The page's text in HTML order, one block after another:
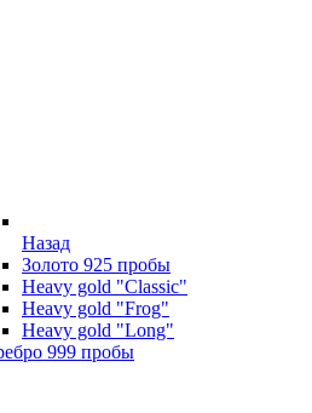
Назад
Золото 925 пробы
Heavy gold "Classic"
Heavy gold "Frog"
Heavy gold "Long"
999 пробы